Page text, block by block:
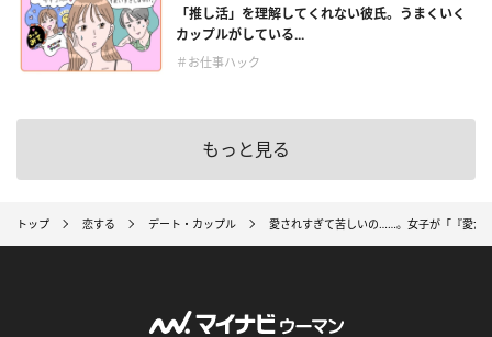
「推し活」を理解してくれない彼氏。うまくいく
カップルがしている...
＃お仕事ハック
もっと見る
トップ 恋する デート・カップル 愛されすぎて苦しいの……。女子が「『愛が